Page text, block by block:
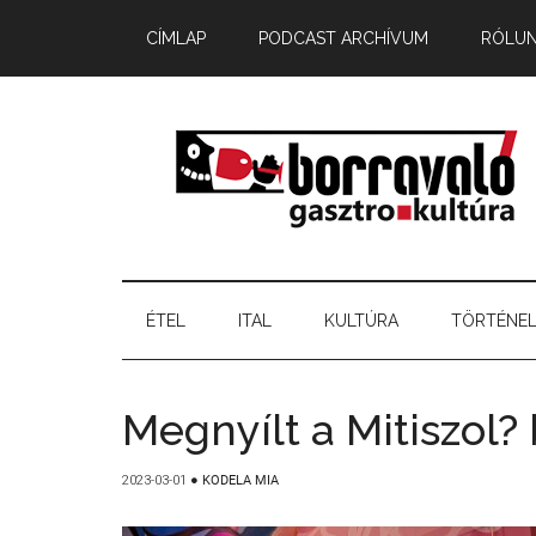
CÍMLAP PODCAST ARCHÍVUM
ÉTEL ITAL KULTÚRA
Megnyílt a
2023-03-01 ● KODELA MIA